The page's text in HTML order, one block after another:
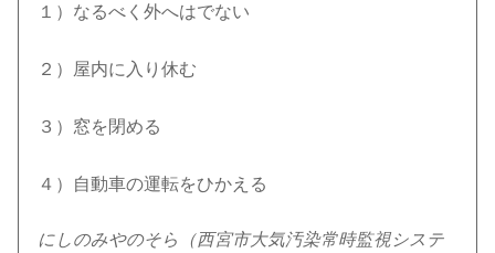
１）なるべく外へはでない
２）屋内に入り休む
３）窓を閉める
４）自動車の運転をひかえる
にしのみやのそら（西宮市大気汚染常時監視システ